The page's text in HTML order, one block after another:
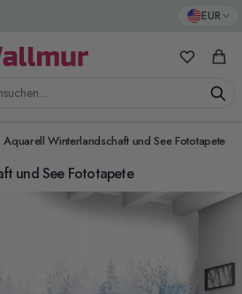
EUR
Meine
Aquarell Winterlandschaft und See Fototapete
und See Fototapete